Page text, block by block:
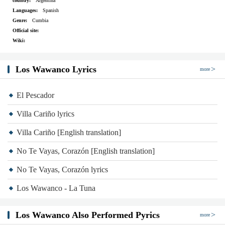
Languages:
Spanish
Genre:
Cumbia
Official site:
Wiki:
Los Wawanco Lyrics more
El Pescador
Villa Cariño lyrics
Villa Cariño [English translation]
No Te Vayas, Corazón [English translation]
No Te Vayas, Corazón lyrics
Los Wawanco - La Tuna
Los Wawanco Also Performed Pyrics more